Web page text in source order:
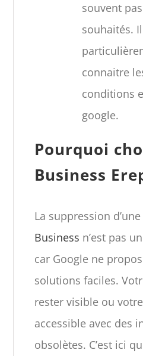
souvent
souhaités.
connaitre
conditions
google.
Pourquoi
Business
La suppression
Business n’est pas
car Google ne
solutions faciles.
rester visible ou
accessible avec des
obsolètes. C’est ici